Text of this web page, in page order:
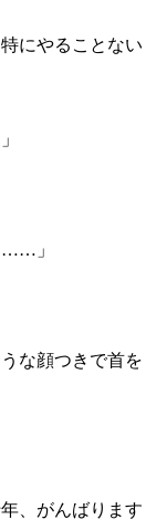
にやることない
……」
な顔つきで首を
、がんばります